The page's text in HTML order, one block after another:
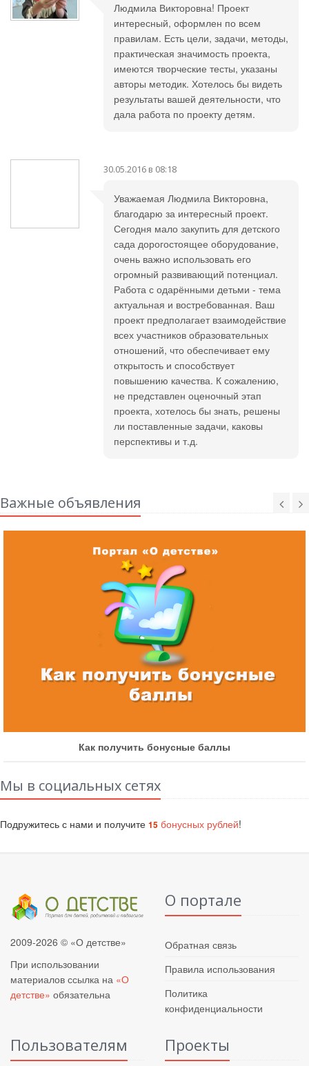
Людмила Викторовна! Проект
интересный, оформлен по всем
правилам. Есть цели, задачи, методы,
практическая значимость проекта,
имеются творческие тесты, указаны
авторы методик. Хотелось бы видеть
результаты вашей деятельности, что
дала работа по проекту детям.
30.05.2016 в 08:18
Уважаемая Людмила Викторовна,
благодарю за интересный проект.
Сегодня мало закупить для детского
сада дорогостоящее оборудование,
очень важно использовать его
огромный развивающий потенциал.
Работа с одарёнными детьми - тема
актуальная и востребованная. Ваш
проект предполагает взаимодействие
всех участников образовательных
отношений, что обеспечивает ему
открытость и способствует
повышению качества. К сожалению,
не представлен оценочный этап
проекта, хотелось бы знать, решены
ли поставленные задачи, каковы
перспективы и т.д.
Важные объявления
Как получить бонусные баллы
Мы в социальных сетях
Подружитесь с нами и получите 15 бонусных рублей!
2009-2026 © «О детстве»
При использовании
материалов ссылка на «О
детстве» обязательна
О портале
Обратная связь
Правила использования
Политика
конфиденциальности
Пользователям Проекты